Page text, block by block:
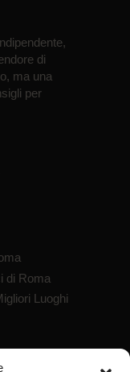
di
ma una
per
di Roma
Luoghi